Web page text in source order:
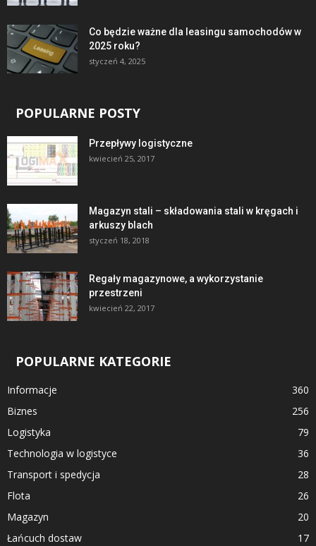
Co będzie ważne dla leasingu samochodów w
2025 roku?
styczeń 4, 2025
POPULARNE POSTY
Przepływy logistyczne
kwiecień 25, 2017
Magazyn stali – składowania stali w kręgach i
arkuszy blach
styczeń 18, 2018
Regały magazynowe, a wykorzystanie
przestrzeni
kwiecień 22, 2017
POPULARNE KATEGORIE
Informacje
360
Biznes
256
Logistyka
79
Technologia w logistyce
36
Transport i spedycja
28
Flota
26
Magazyn
20
Łańcuch dostaw
17